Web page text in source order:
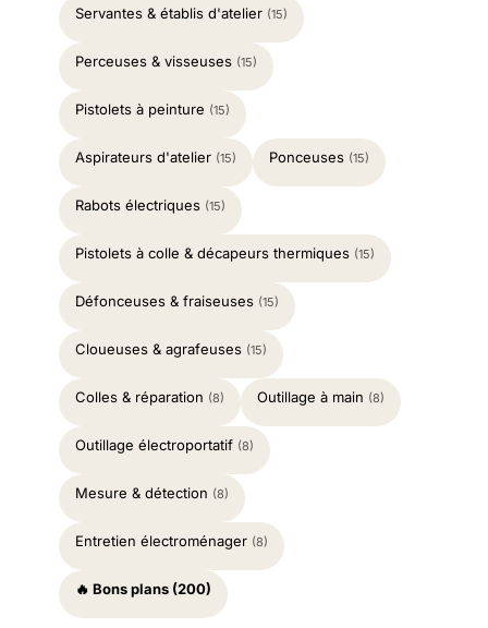
Servantes & établis d'atelier (15)
Perceuses & visseuses (15)
Pistolets à peinture (15)
Aspirateurs d'atelier (15) Ponceuses (15)
Rabots électriques (15)
Pistolets à colle & décapeurs thermiques (15)
Défonceuses & fraiseuses (15)
Cloueuses & agrafeuses (15)
Colles & réparation (8) Outillage à main (8)
Outillage électroportatif (8)
Mesure & détection (8)
Entretien électroménager (8)
🔥 Bons plans (200)